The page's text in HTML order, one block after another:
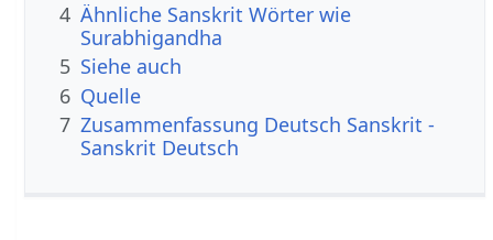
4 Ähnliche Sanskrit Wörter wie
Surabhigandha
5 Siehe auch
6 Quelle
7 Zusammenfassung Deutsch Sanskrit -
Sanskrit Deutsch